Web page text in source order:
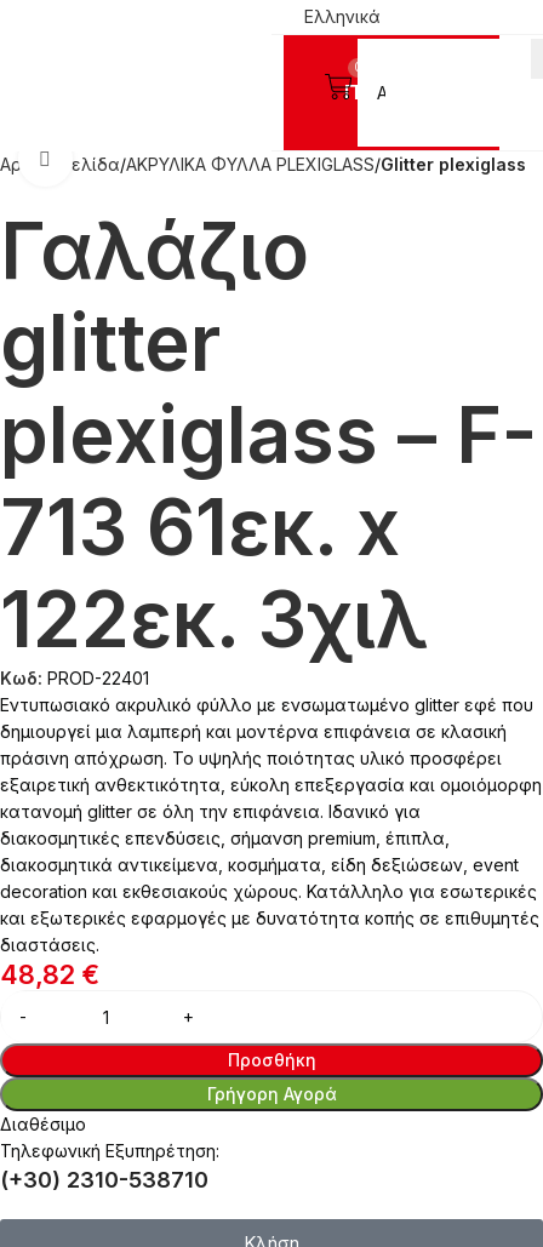
Ελληνικά
Προϊόντα
0
Αρχική σελίδα ΑΚΡΥΛΙΚΑ ΦΥΛΛΑ PLEXIGLASS Glitter plexiglass
Click to enlarge
Γαλάζιο
glitter
plexiglass – F-
713 61εκ. x
122εκ. 3χιλ
Κωδ: PROD-22401
Εντυπωσιακό ακρυλικό φύλλο με ενσωματωμένο glitter εφέ που
δημιουργεί μια λαμπερή και μοντέρνα επιφάνεια σε κλασική
πράσινη απόχρωση. Το υψηλής ποιότητας υλικό προσφέρει
εξαιρετική ανθεκτικότητα, εύκολη επεξεργασία και ομοιόμορφη
κατανομή glitter σε όλη την επιφάνεια. Ιδανικό για
διακοσμητικές επενδύσεις, σήμανση premium, έπιπλα,
διακοσμητικά αντικείμενα, κοσμήματα, είδη δεξιώσεων, event
decoration και εκθεσιακούς χώρους. Κατάλληλο για εσωτερικές
και εξωτερικές εφαρμογές με δυνατότητα κοπής σε επιθυμητές
διαστάσεις.
48,82 €
Προσθήκη
Γρήγορη Αγορά
Διαθέσιμο
Τηλεφωνική Εξυπηρέτηση:
(+30) 2310-538710